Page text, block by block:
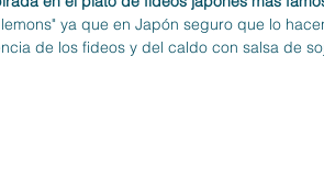
ya que en Japón seguro que lo
de los fideos y del caldo con salsa de